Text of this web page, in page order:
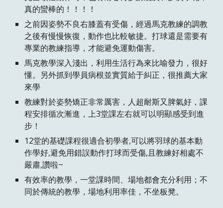
真的蠻棒的！！！！
之前因姿勢不良右膝蓋有受傷，經過馬克教練的調教
之後有慢慢恢復，動作也比較敏捷。打球還是需要有
專業的教練指導，才能避免運動傷害。
馬克教學深入淺出，利用生活行為來比喻發力，很好
懂。另外抓到學員病根並實質給于糾正，很推薦大家
來學
教練對於姿勢矯正非常厲害，人超耐斯又脾氣好，課
程安排循次漸進，上3堂課左右就可以明顯感受到進
步！
12堂的基礎課程很適合初學者,可以將羽球的基本動
作學好,避免用錯誤動作打球而受傷,且教練好相處不
嚴肅,讚啦~
有效率的教學，一堂課時間、場地都會充分利用；不
同於傳統的教學，場地利用率佳，不坐板凳。